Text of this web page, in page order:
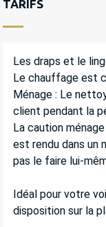
TARIFS
Les draps et le
Le chauffage est
Ménage : Le
client pendant la
La caution
est rendu dans un
pas le faire lui-
Idéal pour votre
disposition sur la